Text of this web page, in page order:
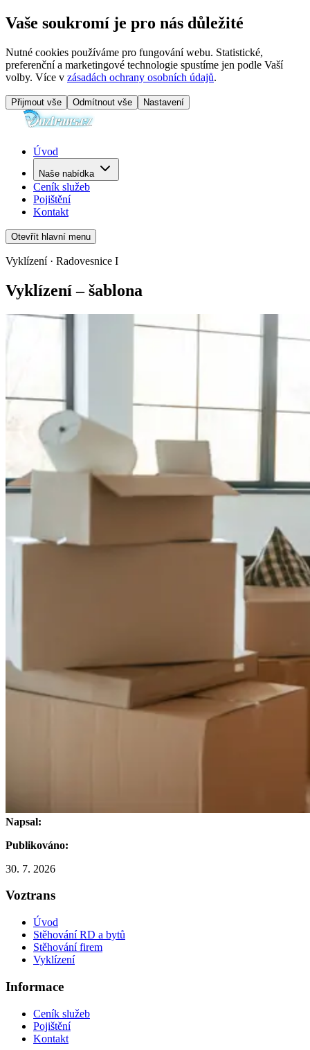
Vaše soukromí je pro nás důležité
Nutné cookies používáme pro fungování webu. Statistické,
preferenční a marketingové technologie spustíme jen podle Vaší
volby. Více v zásadách ochrany osobních údajů.
Přijmout vše Odmítnout vše Nastavení
Úvod
Naše nabídka
Ceník služeb
Pojištění
Kontakt
Otevřít hlavní menu
Vyklízení · Radovesnice I
Vyklízení – šablona
Napsal:
Publikováno:
30. 7. 2026
Voztrans
Úvod
Stěhování RD a bytů
Stěhování firem
Vyklízení
Informace
Ceník služeb
Pojištění
Kontakt